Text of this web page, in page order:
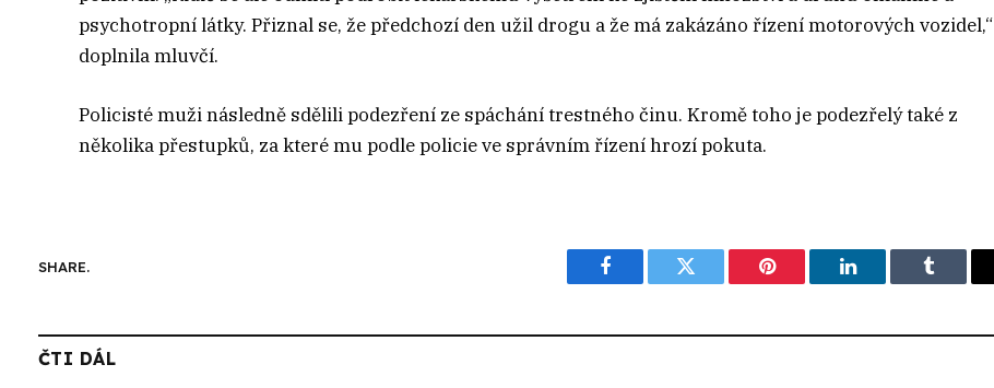
psychotropní látky. Přiznal se, že předchozí den užil drogu a že má zakázáno řízení motorových vozidel,“
doplnila mluvčí.
Policisté muži následně sdělili podezření ze spáchání trestného činu. Kromě toho je podezřelý také z
několika přestupků, za které mu podle policie ve správním řízení hrozí pokuta.
SHARE.
Facebook Twitter Pinterest LinkedIn Tumblr
ČTI DÁL